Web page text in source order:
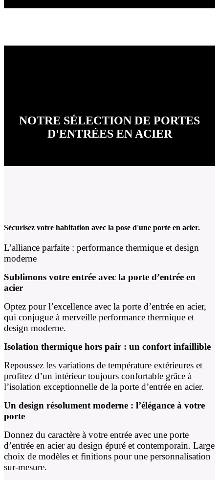
NOTRE SÉLECTION DE PORTES
D'ENTRÉES EN ACIER
Sécurisez votre habitation avec la pose d'une porte en acier.
L’alliance parfaite : performance thermique et design
moderne
Sublimons votre entrée avec la porte d’entrée en
acier
Optez pour l’excellence avec la porte d’entrée en acier,
qui conjugue à merveille performance thermique et
design moderne.
Isolation thermique hors pair : un confort infaillible
Repoussez les variations de température extérieures et
profitez d’un intérieur toujours confortable grâce à
l’isolation exceptionnelle de la porte d’entrée en acier.
Un design résolument moderne : l’élégance à votre
porte
Donnez du caractère à votre entrée avec une porte
d’entrée en acier au design épuré et contemporain. Large
choix de modèles et finitions pour une personnalisation
sur-mesure.